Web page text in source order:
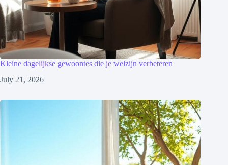
Kleine dagelijkse gewoontes die je welzijn verbeteren
July 21, 2026